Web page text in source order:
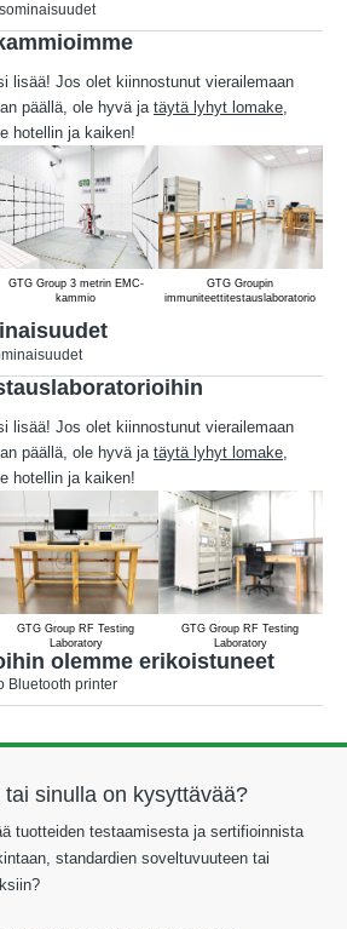
lisää! Jos olet kiinnostunut vierailemaan
päällä, ole hyvä ja täytä lyhyt lomake,
hotellin ja kaiken!
GTG Group 3 metrin EMC-
kammio
GTG Groupin
immuniteettitestauslaboratorio
lisää! Jos olet kiinnostunut vierailemaan
päällä, ole hyvä ja täytä lyhyt lomake
hotellin ja kaiken!
GTG Group RF Testing
Laboratory
GTG Group RF Testing
Laboratory
olemme erikoistuneet
Bluetooth printer
sinulla on kysyttävää?
tuotteiden testaamisesta ja sertifioinnista
standardien soveltuvuuteen tai